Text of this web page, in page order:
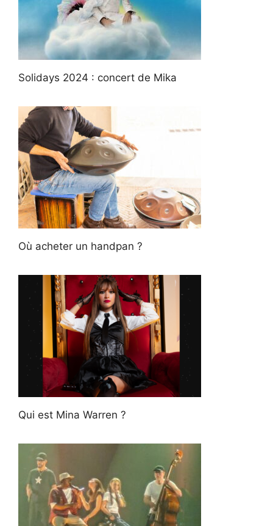
Solidays 2024 : concert de Mika
Où acheter un handpan ?
Qui est Mina Warren ?